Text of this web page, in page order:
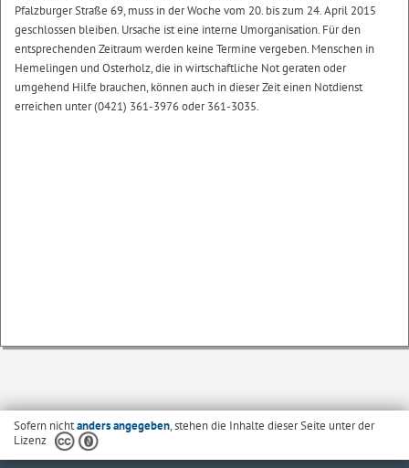
Pfalzburger Straße 69, muss in der Woche vom 20. bis zum 24. April 2015
geschlossen bleiben. Ursache ist eine interne Umorganisation. Für den
entsprechenden Zeitraum werden keine Termine vergeben. Menschen in
Hemelingen und Osterholz, die in wirtschaftliche Not geraten oder
umgehend Hilfe brauchen, können auch in dieser Zeit einen Notdienst
erreichen unter (0421) 361-3976 oder 361-3035.
Sofern nichtanders angegeben, stehen die Inhalte dieser Seite unter der
Lizenz